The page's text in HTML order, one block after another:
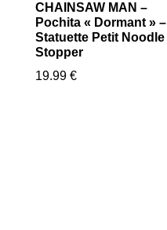
CHAINSAW MAN –
Pochita « Dormant » –
Statuette Petit Noodle
Stopper
19.99 €